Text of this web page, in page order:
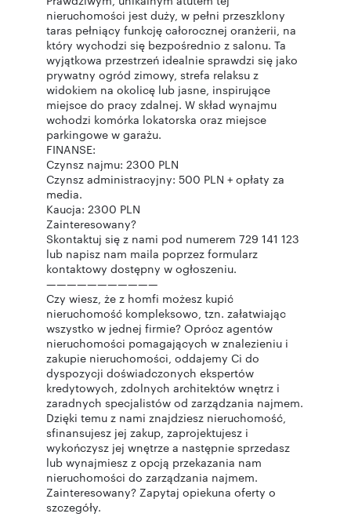
nieruchomości jest duży, w pełni przeszklony
taras pełniący funkcję całorocznej oranżerii, na
który wychodzi się bezpośrednio z salonu. Ta
wyjątkowa przestrzeń idealnie sprawdzi się jako
prywatny ogród zimowy, strefa relaksu z
widokiem na okolicę lub jasne, inspirujące
miejsce do pracy zdalnej. W skład wynajmu
wchodzi komórka lokatorska oraz miejsce
parkingowe w garażu.
FINANSE:
Czynsz najmu: 2300 PLN
Czynsz administracyjny: 500 PLN + opłaty za
media.
Kaucja: 2300 PLN
Zainteresowany?
Skontaktuj się z nami pod numerem 729 141 123
lub napisz nam maila poprzez formularz
kontaktowy dostępny w ogłoszeniu.
———————————
Czy wiesz, że z homfi możesz kupić
nieruchomość kompleksowo, tzn. załatwiając
wszystko w jednej firmie? Oprócz agentów
nieruchomości pomagających w znalezieniu i
zakupie nieruchomości, oddajemy Ci do
dyspozycji doświadczonych ekspertów
kredytowych, zdolnych architektów wnętrz i
zaradnych specjalistów od zarządzania najmem.
Dzięki temu z nami znajdziesz nieruchomość,
sfinansujesz jej zakup, zaprojektujesz i
wykończysz jej wnętrze a następnie sprzedasz
lub wynajmiesz z opcją przekazania nam
nieruchomości do zarządzania najmem.
Zainteresowany? Zapytaj opiekuna oferty o
szczegóły.